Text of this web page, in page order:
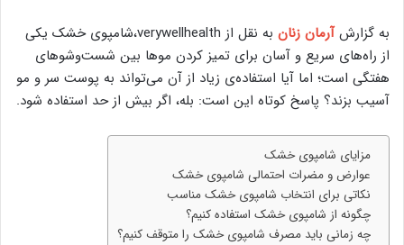
به گزارشآرمان زنان
به نقل از verywellhealth،شامپوی خشک یکی
از راه‌های سریع و آسان برای تمیز کردن موها بین شست‌وشوهای
هفتگی است؛ اما آیا استفاده‌ی زیاد از آن می‌تواند به پوست سر و مو
آسیب بزند؟ پاسخ کوتاه این است: بله، اگر بیش از حد استفاده شود.
مزایای شامپوی خشک
عوارض و مضرات احتمالی شامپوی خشک
نکاتی برای انتخاب شامپوی خشک مناسب
چگونه از شامپوی خشک استفاده کنیم؟
چه زمانی باید مصرف شامپوی خشک را متوقف کنیم؟